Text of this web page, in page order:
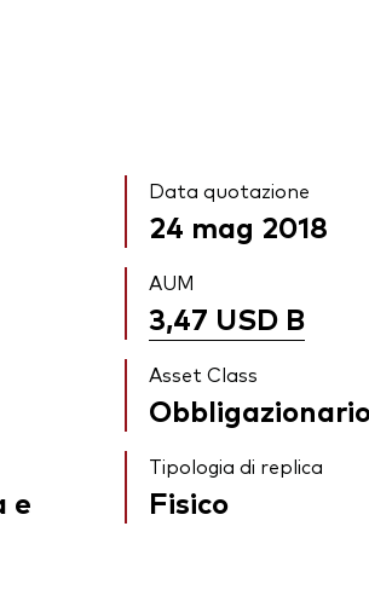
Data quotazione
24 mag 2018
AUM
3,47 USD B
Asset Class
e
Tipologia di replica
Fisico